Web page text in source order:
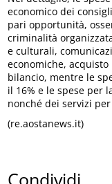
economico dei
pari opportunità,
criminalità
e culturali,
economiche,
bilancio, mentre le
il 16% e le spese per
nonché dei servizi per
(re.aostanews.it)
Condividi